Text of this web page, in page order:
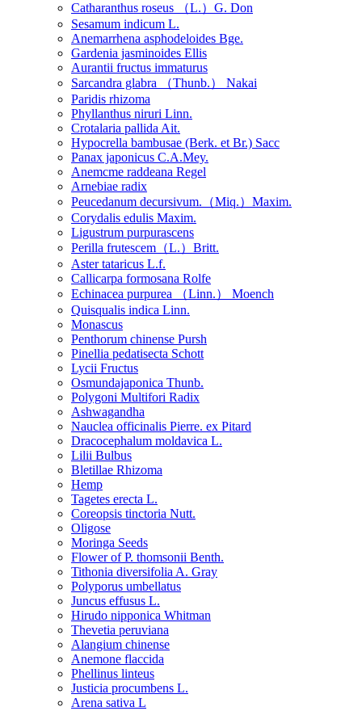
Catharanthus roseus （L.）G. Don
Sesamum indicum L.
Anemarrhena asphodeloides Bge.
Gardenia jasminoides Ellis
Aurantii fructus immaturus
Sarcandra glabra （Thunb.） Nakai
Paridis rhizoma
Phyllanthus niruri Linn.
Crotalaria pallida Ait.
Hypocrella bambusae (Berk. et Br.) Sacc
Panax japonicus C.A.Mey.
Anemcme raddeana Regel
Arnebiae radix
Peucedanum decursivum.（Miq.）Maxim.
Corydalis edulis Maxim.
Ligustrum purpurascens
Perilla frutescem（L.）Britt.
Aster tataricus L.f.
Callicarpa formosana Rolfe
Echinacea purpurea （Linn.） Moench
Quisqualis indica Linn.
Monascus
Penthorum chinense Pursh
Pinellia pedatisecta Schott
Lycii Fructus
Osmundajaponica Thunb.
Polygoni Multifori Radix
Ashwagandha
Nauclea officinalis Pierre. ex Pitard
Dracocephalum moldavica L.
Lilii Bulbus
Bletillae Rhizoma
Hemp
Tagetes erecta L.
Coreopsis tinctoria Nutt.
Oligose
Moringa Seeds
Flower of P. thomsonii Benth.
Tithonia diversifolia A. Gray
Polyporus umbellatus
Juncus effusus L.
Hirudo nipponica Whitman
Thevetia peruviana
Alangium chinense
Anemone flaccida
Phellinus linteus
Justicia procumbens L.
Arena sativa L